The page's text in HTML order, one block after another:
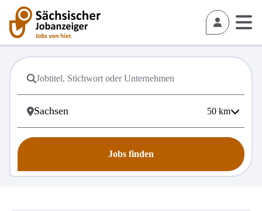
50 km
Jobs finden